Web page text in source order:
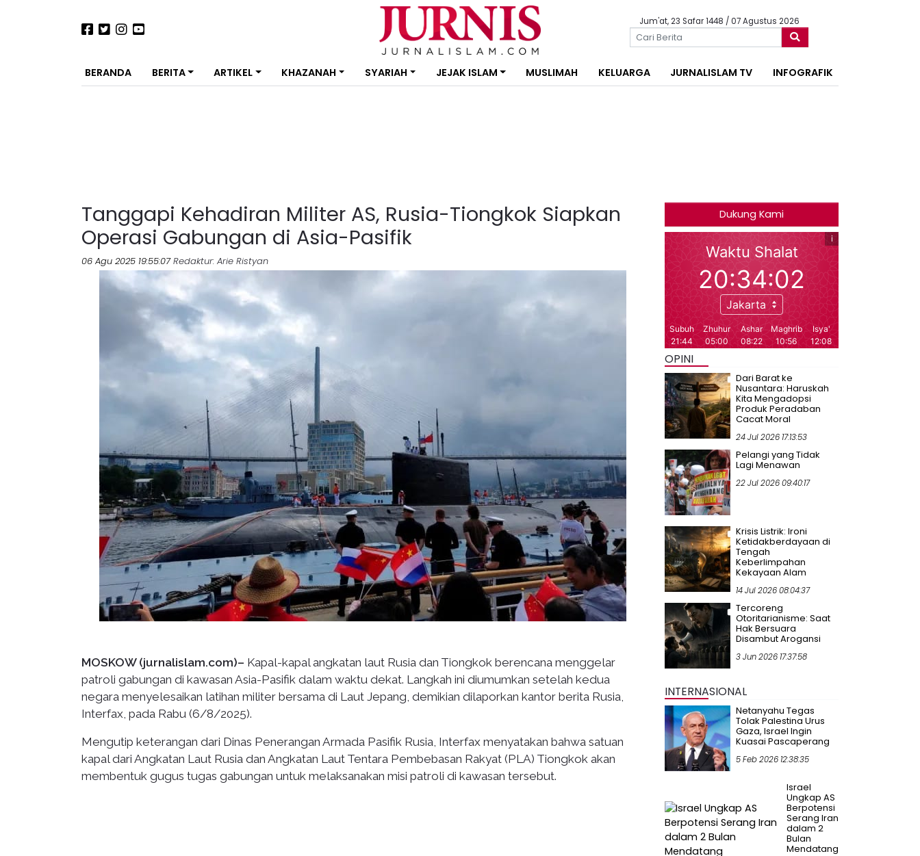
Jum'at, 23 Safar 1448 / 07 Agustus 2026
BERANDA BERITA ARTIKEL KHAZANAH SYARIAH JEJAK ISLAM MUSLIMAH KELUARGA JURNALISLAM TV INFOGRAFIK
Tanggapi Kehadiran Militer AS, Rusia-Tiongkok Siapkan
Operasi Gabungan di Asia-Pasifik
06 Agu 2025 19:55:07 Redaktur: Arie Ristyan
MOSKOW (jurnalislam.com)– Kapal-kapal angkatan laut Rusia dan Tiongkok berencana menggelar
patroli gabungan di kawasan Asia-Pasifik dalam waktu dekat. Langkah ini diumumkan setelah kedua
negara menyelesaikan latihan militer bersama di Laut Jepang, demikian dilaporkan kantor berita Rusia,
Interfax, pada Rabu (6/8/2025).
Mengutip keterangan dari Dinas Penerangan Armada Pasifik Rusia, Interfax menyatakan bahwa satuan
kapal dari Angkatan Laut Rusia dan Angkatan Laut Tentara Pembebasan Rakyat (PLA) Tiongkok akan
membentuk gugus tugas gabungan untuk melaksanakan misi patroli di kawasan tersebut.
Dukung Kami
OPINI
Dari Barat ke
Nusantara: Haruskah
Kita Mengadopsi
Produk Peradaban
Cacat Moral
24 Jul 2026 17:13:53
Pelangi yang Tidak
Lagi Menawan
22 Jul 2026 09:40:17
Krisis Listrik: Ironi
Ketidakberdayaan di
Tengah
Keberlimpahan
Kekayaan Alam
14 Jul 2026 08:04:37
Tercoreng
Otoritarianisme: Saat
Hak Bersuara
Disambut Arogansi
3 Jun 2026 17:37:58
INTERNASIONAL
Netanyahu Tegas
Tolak Palestina Urus
Gaza, Israel Ingin
Kuasai Pascaperang
5 Feb 2026 12:38:35
Israel
Ungkap AS
Berpotensi
Serang Iran
dalam 2
Bulan
Mendatang